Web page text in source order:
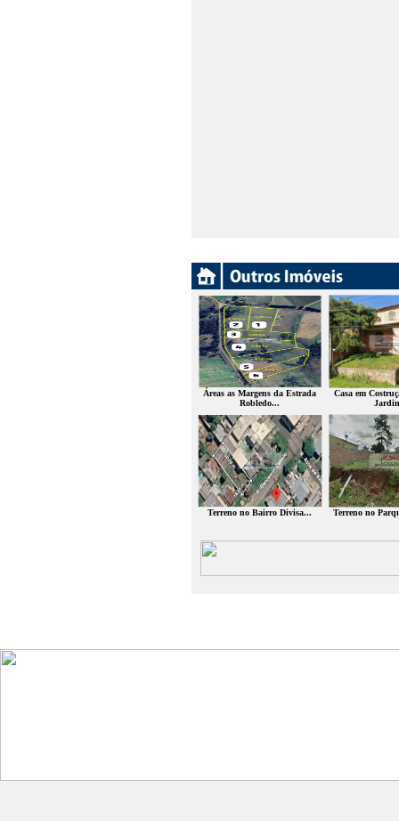
Áreas as Margens da Estrada
Robledo...
Casa em
Terreno no Bairro Divisa... Terreno no